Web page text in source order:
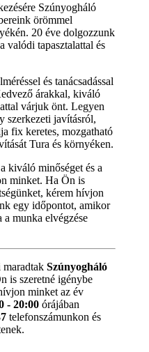
Szúnyogháló
örömmel
20 éve dolgozzunk
valódi tapasztalattal és
és tanácsadással
árakkal, kiváló
várjuk önt. Legyen
szerkezeti javításról,
fix keretes, mozgatható
Tura és környéken.
kiváló minőséget és a
minket. Ha Ön is
kérem hívjon
egy időpontot, amikor
munka elvégzése
maradtak Szúnyogháló
is szeretné igénybe
minket az év
- 20:00 órájában
telefonszámunkon és